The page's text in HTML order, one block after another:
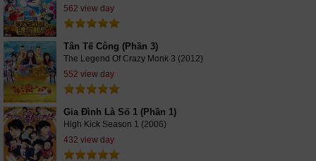
562 view day
Tân Tế Công (Phần 3)
The Legend Of Crazy Monk 3 (2012)
552 view day
Gia Đình Là Số 1 (Phần 1)
High Kick Season 1 (2006)
432 view day